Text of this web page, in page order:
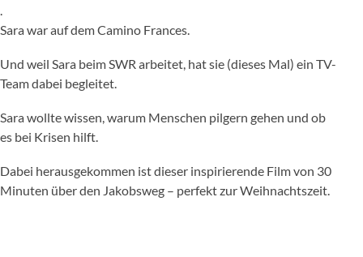
Sara war auf dem Camino Frances.
Und weil Sara beim SWR arbeitet, hat sie (dieses Mal) ein TV-
Team dabei begleitet.
Sara wollte wissen, warum Menschen pilgern gehen und ob
es bei Krisen hilft.
Dabei herausgekommen ist dieser inspirierende Film von 30
Minuten über den Jakobsweg – perfekt zur Weihnachtszeit.